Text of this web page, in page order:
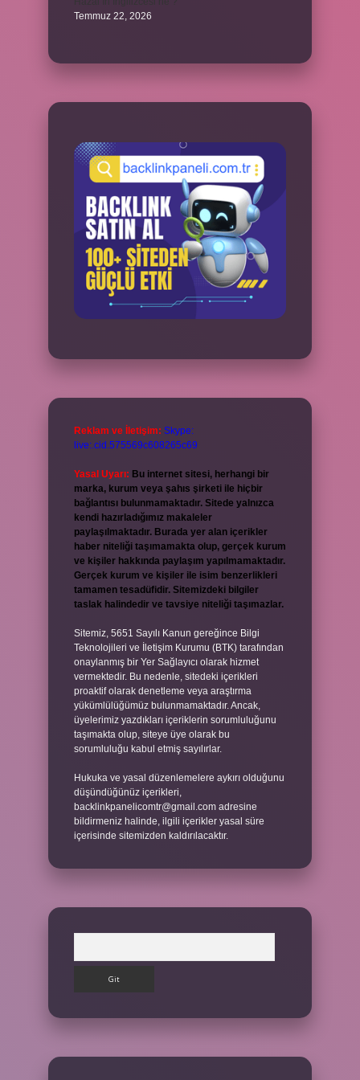
Temmuz 22, 2026
Reklam ve İletişim: Skype:
live:.cid.575569c608265c69
Yasal Uyarı: Bu internet sitesi, herhangi bir
marka, kurum veya şahıs şirketi ile hiçbir
bağlantısı bulunmamaktadır. Sitede yalnızca
kendi hazırladığımız makaleler
paylaşılmaktadır. Burada yer alan içerikler
haber niteliği taşımamakta olup, gerçek kurum
ve kişiler hakkında paylaşım yapılmamaktadır.
Gerçek kurum ve kişiler ile isim benzerlikleri
tamamen tesadüfidir. Sitemizdeki bilgiler
taslak halindedir ve tavsiye niteliği taşımazlar.
Sitemiz, 5651 Sayılı Kanun gereğince Bilgi
Teknolojileri ve İletişim Kurumu (BTK) tarafından
onaylanmış bir Yer Sağlayıcı olarak hizmet
vermektedir. Bu nedenle, sitedeki içerikleri
proaktif olarak denetleme veya araştırma
yükümlülüğümüz bulunmamaktadır. Ancak,
üyelerimiz yazdıkları içeriklerin sorumluluğunu
taşımakta olup, siteye üye olarak bu
sorumluluğu kabul etmiş sayılırlar.
Hukuka ve yasal düzenlemelere aykırı olduğunu
düşündüğünüz içerikleri,
backlinkpanelicomtr@gmail.com adresine
bildirmeniz halinde, ilgili içerikler yasal süre
içerisinde sitemizden kaldırılacaktır.